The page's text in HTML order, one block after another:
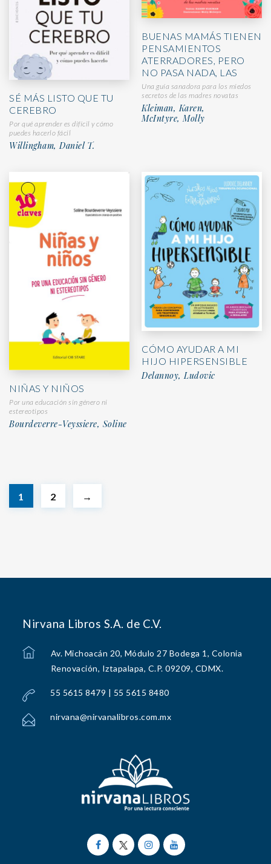
SÉ MÁS LISTO QUE TU
CEREBRO
Por qué aprender es difícil y cómo
puedes hacerlo fácil
Willingham, Daniel T.
BUENAS MAMÁS TIENEN
PENSAMIENTOS
ATERRADORES, PERO
NO PASA NADA, LAS
Una guía sanadora para los miedos
secretos de las madres novatas
Kleiman, Karen,
McIntyre, Molly
NIÑAS Y NIÑOS
Por una educación sin género ni
estereotipos
Bourdeverre-Veyssiere, Soline
CÓMO AYUDAR A MI
HIJO HIPERSENSIBLE
Delannoy, Ludovic
1 2 →
Nirvana Libros S.A. de C.V.
Av. Michoacán 20, Módulo 27 Bodega 1, Colonia
Renovación, Iztapalapa, C.P. 09209, CDMX.
55 5615 8479 | 55 5615 8480
nirvana@nirvanalibros.com.mx